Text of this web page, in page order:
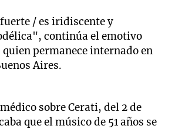
/ es iridiscente y
continúa el emotivo
quien permanece internado en
Aires.
sobre Cerati, del 2 de
que el músico de 51 años se